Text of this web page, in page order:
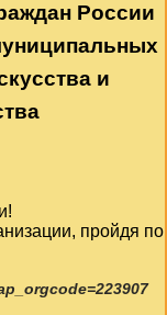
России
и
пройдя по